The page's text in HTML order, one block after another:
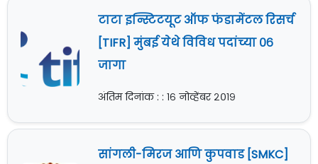
टाटा इन्स्टिटयूट ऑफ फंडामेंटल रिसर्च
[TIFR] मुंबई येथे विविध पदांच्या ०६
जागा
अंतिम दिनांक : : १६ नोव्हेंबर २०१९
सांगली-मिरज आणि कुपवाड [SMKC]